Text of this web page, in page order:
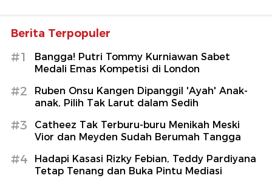
Berita Terpopuler
#1
Bangga! Putri Tommy Kurniawan Sabet
Medali Emas Kompetisi di London
#2
Ruben Onsu Kangen Dipanggil 'Ayah' Anak-
anak, Pilih Tak Larut dalam Sedih
#3
Catheez Tak Terburu-buru Menikah Meski
Vior dan Meyden Sudah Berumah Tangga
#4
Hadapi Kasasi Rizky Febian, Teddy Pardiyana
Tetap Tenang dan Buka Pintu Mediasi